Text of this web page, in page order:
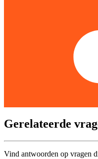
Gerelateerde
Vind antwoorden op vragen